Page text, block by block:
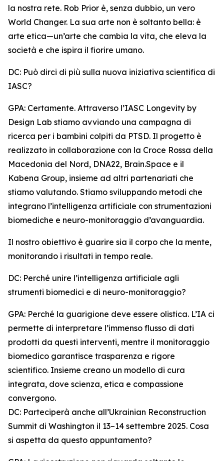
la nostra rete. Rob Prior è, senza dubbio, un vero
World Changer. La sua arte non è soltanto bella: è
arte etica—un’arte che cambia la vita, che eleva la
società e che ispira il fiorire umano.
DC: Può dirci di più sulla nuova iniziativa scientifica di
IASC?
GPA: Certamente. Attraverso l’IASC Longevity by
Design Lab stiamo avviando una campagna di
ricerca per i bambini colpiti da PTSD. Il progetto è
realizzato in collaborazione con la Croce Rossa della
Macedonia del Nord, DNA22, Brain.Space e il
Kabena Group, insieme ad altri partenariati che
stiamo valutando. Stiamo sviluppando metodi che
integrano l’intelligenza artificiale con strumentazioni
biomediche e neuro-monitoraggio d’avanguardia.
Il nostro obiettivo è guarire sia il corpo che la mente,
monitorando i risultati in tempo reale.
DC: Perché unire l’intelligenza artificiale agli
strumenti biomedici e di neuro-monitoraggio?
GPA: Perché la guarigione deve essere olistica. L’IA ci
permette di interpretare l’immenso flusso di dati
prodotti da questi interventi, mentre il monitoraggio
biomedico garantisce trasparenza e rigore
scientifico. Insieme creano un modello di cura
integrata, dove scienza, etica e compassione
convergono.
DC: Parteciperà anche all’Ukrainian Reconstruction
Summit di Washington il 13–14 settembre 2025. Cosa
si aspetta da questo appuntamento?